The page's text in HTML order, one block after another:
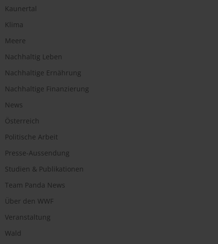
Kaunertal
Klima
Meere
Nachhaltig Leben
Nachhaltige Ernährung
Nachhaltige Finanzierung
News
Österreich
Politische Arbeit
Presse-Aussendung
Studien & Publikationen
Team Panda News
Über den WWF
Veranstaltung
Wald